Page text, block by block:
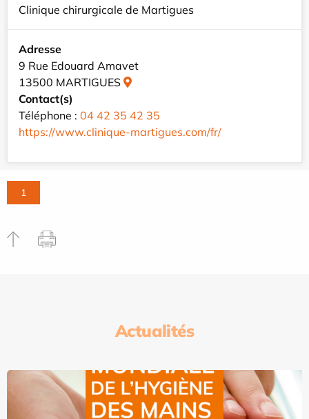
Clinique chirurgicale de Martigues
Adresse
9 Rue Edouard Amavet
13500 MARTIGUES
Contact(s)
Téléphone : 04 42 35 42 35
https://www.clinique-martigues.com/fr/
1
Actualités